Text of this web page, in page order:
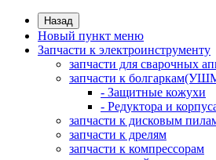
Назад
Новый пункт меню
Запчасти к электроинструменту
запчасти для сварочных
запчасти к
- Защитные кожухи
- Редуктора и
запчасти к дисковым
запчасти к дрелям
запчасти к компрессорам